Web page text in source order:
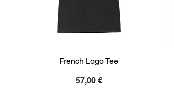
French Logo Tee
Preis
57,00 €